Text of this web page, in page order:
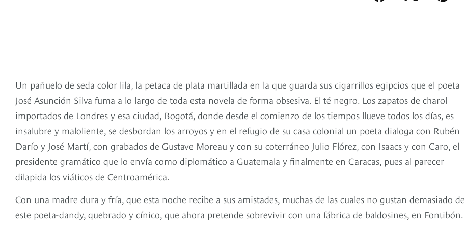
Un pañuelo de seda color lila, la petaca de plata martillada en la que guarda sus cigarrillos egipcios que el poeta
José Asunción Silva fuma a lo largo de toda esta novela de forma obsesiva. El té negro. Los zapatos de charol
importados de Londres y esa ciudad, Bogotá, donde desde el comienzo de los tiempos llueve todos los días, es
insalubre y maloliente, se desbordan los arroyos y en el refugio de su casa colonial un poeta dialoga con Rubén
Darío y José Martí, con grabados de Gustave Moreau y con su coterráneo Julio Flórez, con Isaacs y con Caro, el
presidente gramático que lo envía como diplomático a Guatemala y finalmente en Caracas, pues al parecer
dilapida los viáticos de Centroamérica.
Con una madre dura y fría, que esta noche recibe a sus amistades, muchas de las cuales no gustan demasiado de
este poeta-dandy, quebrado y cínico, que ahora pretende sobrevivir con una fábrica de baldosines, en Fontibón.